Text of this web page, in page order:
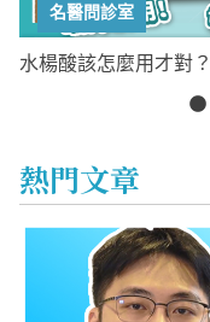
名醫問診室
水楊酸該怎麼用才對
熱門文章